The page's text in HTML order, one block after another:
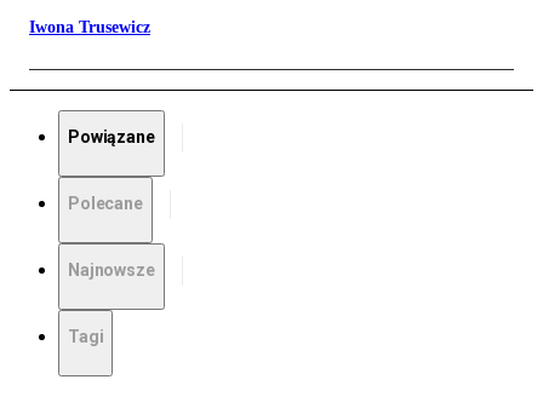
Iwona Trusewicz
Powiązane
Polecane
Najnowsze
Tagi